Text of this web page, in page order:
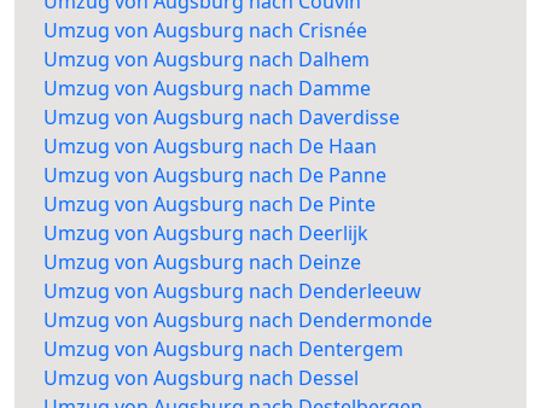
Umzug von Augsburg nach Crisnée
Umzug von Augsburg nach Dalhem
Umzug von Augsburg nach Damme
Umzug von Augsburg nach Daverdisse
Umzug von Augsburg nach De Haan
Umzug von Augsburg nach De Panne
Umzug von Augsburg nach De Pinte
Umzug von Augsburg nach Deerlijk
Umzug von Augsburg nach Deinze
Umzug von Augsburg nach Denderleeuw
Umzug von Augsburg nach Dendermonde
Umzug von Augsburg nach Dentergem
Umzug von Augsburg nach Dessel